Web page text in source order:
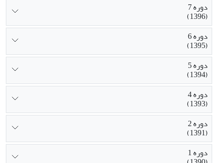
دوره 7
(1396)
دوره 6
(1395)
دوره 5
(1394)
دوره 4
(1393)
دوره 2
(1391)
دوره 1